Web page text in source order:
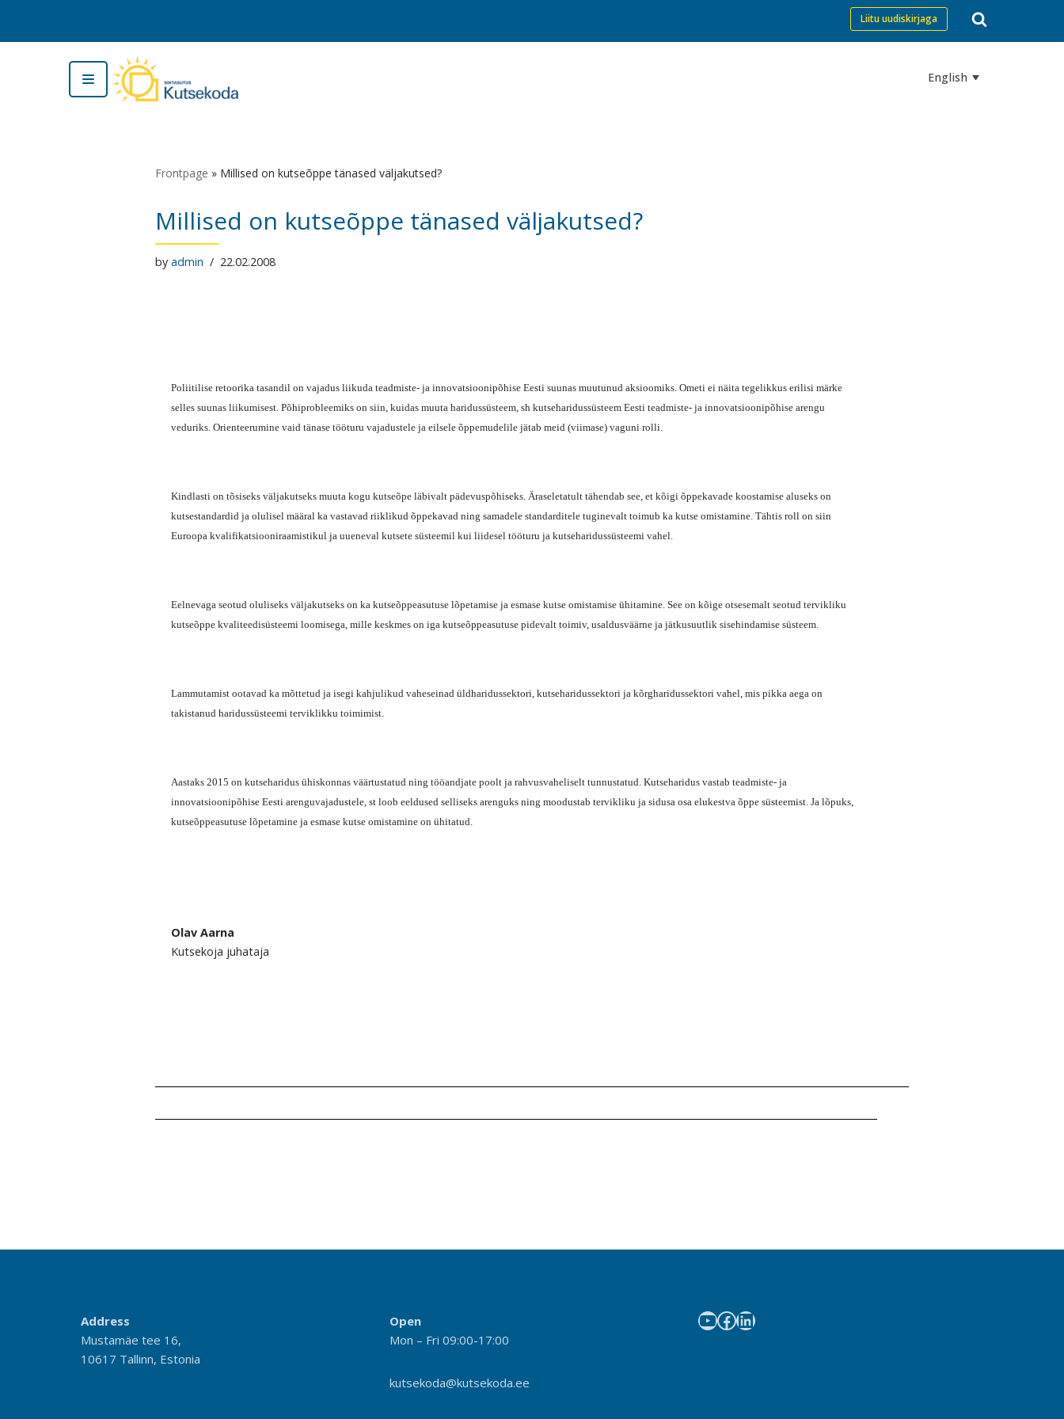
Skip
Liitu uudiskirjaga
English
Frontpage » Millised on kutseõppe tänased väljakutsed?
Millised on kutseõppe tänased väljakutsed?
by admin 22.02.2008
Poliitilise retoorika tasandil on vajadus liikuda teadmiste- ja innovatsioonipõhise Eesti suunas muutunud aksioomiks. Ometi ei näita tegelikkus erilisi märke
selles suunas liikumisest. Põhiprobleemiks on siin, kuidas muuta haridussüsteem, sh kutseharidussüsteem Eesti teadmiste- ja innovatsioonipõhise arengu
veduriks. Orienteerumine vaid tänase tööturu vajadustele ja eilsele õppemudelile jätab meid (viimase) vaguni rolli.
Kindlasti on tõsiseks väljakutseks muuta kogu kutseõpe läbivalt pädevuspõhiseks. Äraseletatult tähendab see, et kõigi õppekavade koostamise aluseks on
kutsestandardid ja olulisel määral ka vastavad riiklikud õppekavad ning samadele standarditele tuginevalt toimub ka kutse omistamine. Tähtis roll on siin
Euroopa kvalifikatsiooniraamistikul ja uueneval kutsete süsteemil kui liidesel tööturu ja kutseharidussüsteemi vahel.
Eelnevaga seotud oluliseks väljakutseks on ka kutseõppeasutuse lõpetamise ja esmase kutse omistamise ühitamine. See on kõige otsesemalt seotud tervikliku
kutseõppe kvaliteedisüsteemi loomisega, mille keskmes on iga kutseõppeasutuse pidevalt toimiv, usaldusväärne ja jätkusuutlik sisehindamise süsteem.
Lammutamist ootavad ka mõttetud ja isegi kahjulikud vaheseinad üldharidussektori, kutseharidussektori ja kõrgharidussektori vahel, mis pikka aega on
takistanud haridussüsteemi terviklikku toimimist.
Aastaks 2015 on kutseharidus ühiskonnas väärtustatud ning tööandjate poolt ja rahvusvaheliselt tunnustatud. Kutseharidus vastab teadmiste- ja
innovatsioonipõhise Eesti arenguvajadustele, st loob eeldused selliseks arenguks ning moodustab tervikliku ja sidusa osa elukestva õppe süsteemist. Ja lõpuks,
kutseõppeasutuse lõpetamine ja esmase kutse omistamine on ühitatud.
Olav Aarna
Kutsekoja juhataja
Address
Mustamäe tee 16,
10617 Tallinn, Estonia
Open
Mon – Fri 09:00-17:00
kutsekoda@kutsekoda.ee